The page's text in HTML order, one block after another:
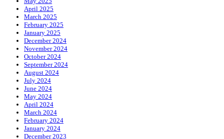
April 2025
March 2025
February 2025
January 2025
December 2024
November 2024
October 2024
September 2024
August 2024
July 2024
June 2024
May 2024
April 2024
March 2024
February 2024
January 2024
December 2023